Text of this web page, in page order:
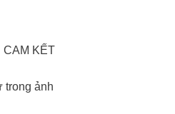
CAM KẾT
trong ảnh